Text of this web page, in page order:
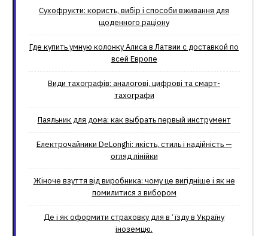
Сухофрукти: користь, вибір і способи вживання для
щоденного раціону
Где купить умную колонку Алиса в Латвии с доставкой по
всей Европе
Види тахографів: аналогові, цифрові та смарт-
тахографи
Паяльник для дома: как выбрать первый инструмент
Електрочайники DeLonghi: якість, стиль і надійність —
огляд лінійки
Жіноче взуття від виробника: чому це вигідніше і як не
помилитися з вибором
Де і як оформити страховку для вʼїзду в Україну
іноземцю.